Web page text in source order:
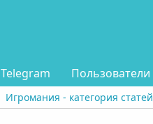
Telegram Пользователи
Игромания - категория статей